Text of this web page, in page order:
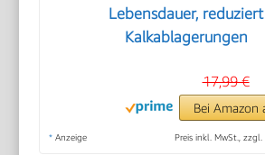
Lebensdauer, reduziert
Kalkablagerungen
17,99 €
Bei Amazon
* Anzeige Preis inkl. MwSt., zzgl.